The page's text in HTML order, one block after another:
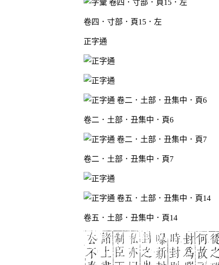
卷四．寸部．頁15．左
正字通
卷二．土部．丑集中．頁6
卷二．土部．丑集中．頁7
卷五．土部．丑集中．頁14